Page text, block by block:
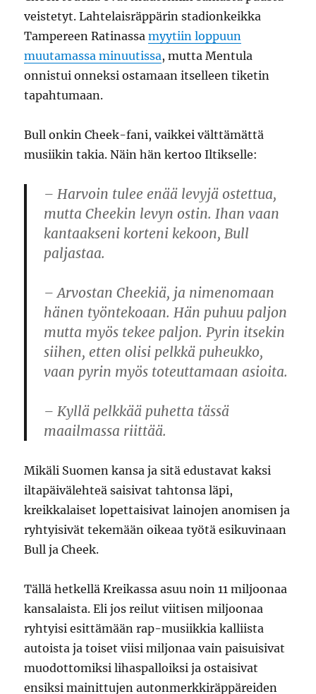
veistetyt. Lahtelaisräppärin stadionkeikka
Tampereen Ratinassamyytiin loppuun
muutamassa minuutissa, mutta Mentula
onnistui onneksi ostamaan itselleen tiketin
tapahtumaan.
Bull onkin Cheek-fani, vaikkei välttämättä
musiikin takia. Näin hän kertoo Iltikselle:
– Harvoin tulee enää levyjä ostettua,
mutta Cheekin levyn ostin. Ihan vaan
kantaakseni korteni kekoon, Bull
paljastaa.
– Arvostan Cheekiä, ja nimenomaan
hänen työntekoaan. Hän puhuu paljon
mutta myös tekee paljon. Pyrin itsekin
siihen, etten olisi pelkkä puheukko,
vaan pyrin myös toteuttamaan asioita.
– Kyllä pelkkää puhetta tässä
maailmassa riittää.
Mikäli Suomen kansa ja sitä edustavat kaksi
iltapäivälehteä saisivat tahtonsa läpi,
kreikkalaiset lopettaisivat lainojen anomisen ja
ryhtyisivät tekemään oikeaa työtä esikuvinaan
Bull ja Cheek.
Tällä hetkellä Kreikassa asuu noin 11 miljoonaa
kansalaista. Eli jos reilut viitisen miljoonaa
ryhtyisi esittämään rap-musiikkia kalliista
autoista ja toiset viisi miljonaa vain paisuisivat
muodottomiksi lihaspalloiksi ja ostaisivat
ensiksi mainittujen autonmerkkiräppäreiden